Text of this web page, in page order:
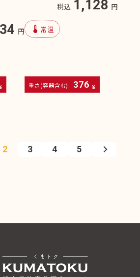
円
税込 1,128 円
device_thermostat 常温
重さ(容器含む): 376 g
2 3 4 5